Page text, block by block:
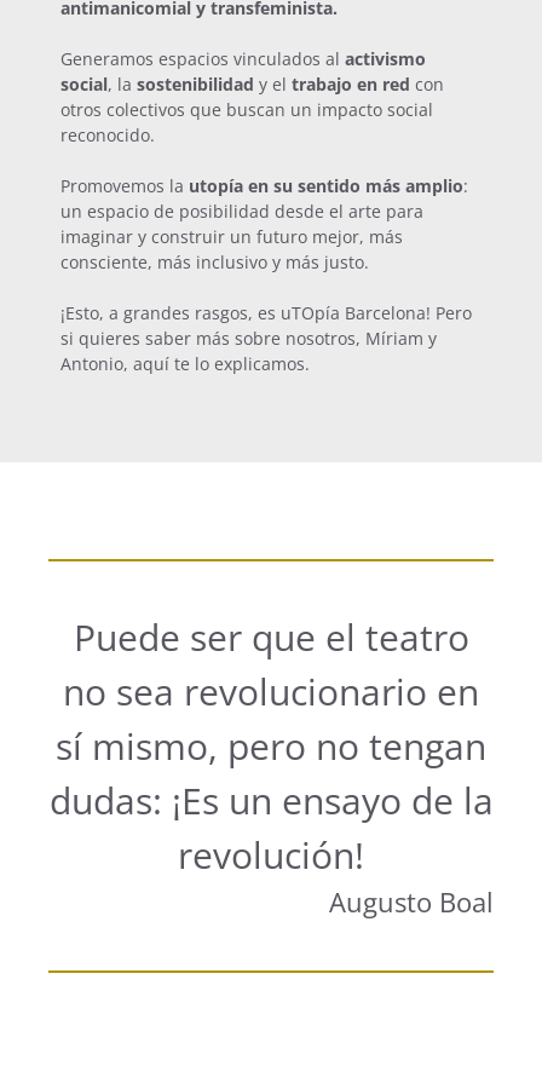
antimanicomial y transfeminista.
Generamos espacios vinculados al activismo
social, la sostenibilidad y el trabajo en red con
otros colectivos que buscan un impacto social
reconocido.
Promovemos la utopía en su sentido más amplio:
un espacio de posibilidad desde el arte para
imaginar y construir un futuro mejor, más
consciente, más inclusivo y más justo.
¡Esto, a grandes rasgos, es uTOpía Barcelona! Pero
si quieres saber más sobre nosotros, Míriam y
Antonio, aquí te lo explicamos.
Puede ser que el teatro
no sea revolucionario en
sí mismo, pero no tengan
dudas: ¡Es un ensayo de la
revolución!
Augusto Boal